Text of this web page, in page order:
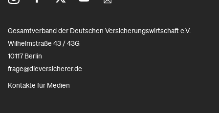
Gesamtverband der Deutschen Versicherungswirtschaft e.V.
Wilhelmstraße 43 / 43G
10117 Berlin
frage@dieversicherer.de
Kontakte für Medien